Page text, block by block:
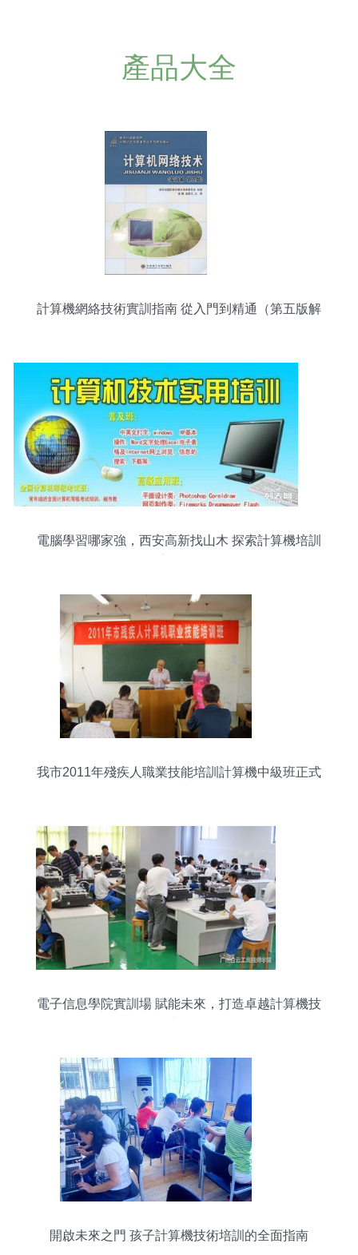
產品大全
計算機網絡技術實訓指南 從入門到精通（第五版解
電腦學習哪家強，西安高新找山木 探索計算機培訓
我市2011年殘疾人職業技能培訓計算機中級班正式
電子信息學院實訓場 賦能未來，打造卓越計算機技
開啟未來之門 孩子計算機技術培訓的全面指南